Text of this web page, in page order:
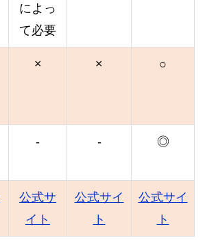
によっ
て必要
× × ○
- - ◎
公式サ
イト
公式サイ
ト
公式サイ
ト